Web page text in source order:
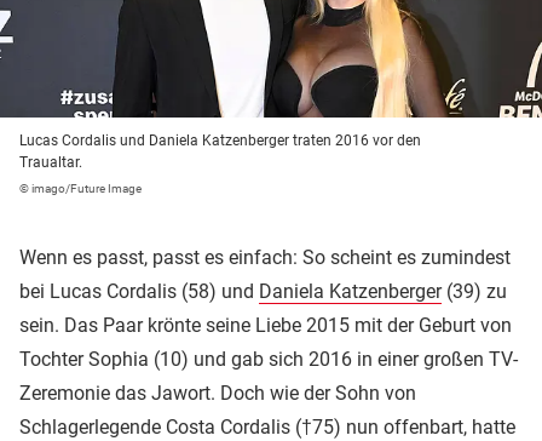
Lucas Cordalis und Daniela Katzenberger traten 2016 vor den
Traualtar.
© imago/Future Image
Wenn es passt, passt es einfach: So scheint es zumindest
bei Lucas Cordalis (58) und Daniela Katzenberger(39) zu
sein. Das Paar krönte seine Liebe 2015 mit der Geburt von
Tochter Sophia (10) und gab sich 2016 in einer großen TV-
Zeremonie das Jawort. Doch wie der Sohn von
Schlagerlegende Costa Cordalis (†75) nun offenbart, hatte